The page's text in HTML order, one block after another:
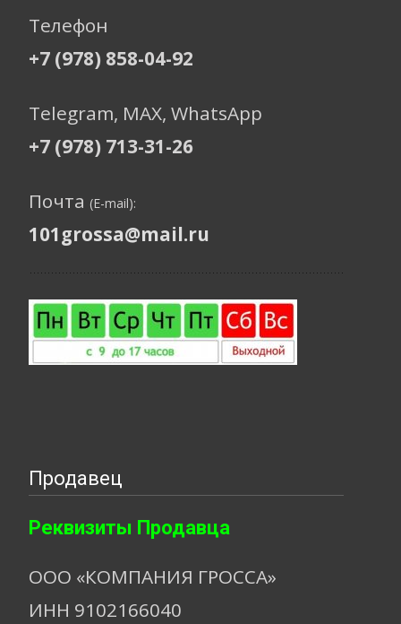
Телефон
+7 (978) 858-04-92
Telegram, МАХ, WhatsApp
+7 (978) 713-31-26
Почта (E-mail):
101grossa@mail.ru
Продавец
Реквизиты Продавца
ООО «КОМПАНИЯ ГРОССА»
ИНН 9102166040